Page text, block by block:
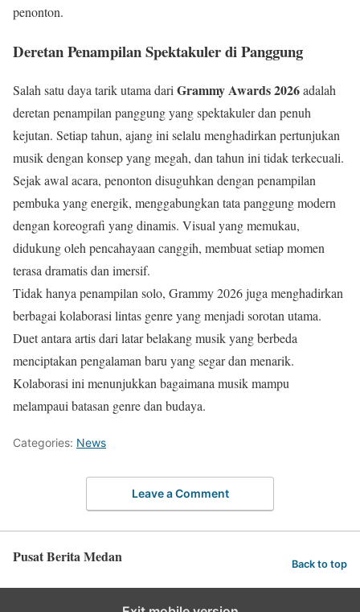
penonton.
Deretan Penampilan Spektakuler di Panggung
Salah satu daya tarik utama dariGrammy Awards 2026adalah
deretan penampilan panggung yang spektakuler dan penuh
kejutan. Setiap tahun, ajang ini selalu menghadirkan pertunjukan
musik dengan konsep yang megah, dan tahun ini tidak terkecuali.
Sejak awal acara, penonton disuguhkan dengan penampilan
pembuka yang energik, menggabungkan tata panggung modern
dengan koreografi yang dinamis. Visual yang memukau,
didukung oleh pencahayaan canggih, membuat setiap momen
terasa dramatis dan imersif.
Tidak hanya penampilan solo, Grammy 2026 juga menghadirkan
berbagai kolaborasi lintas genre yang menjadi sorotan utama.
Duet antara artis dari latar belakang musik yang berbeda
menciptakan pengalaman baru yang segar dan menarik.
Kolaborasi ini menunjukkan bagaimana musik mampu
melampaui batasan genre dan budaya.
Categories: News
Leave a Comment
Pusat Berita Medan Back to top